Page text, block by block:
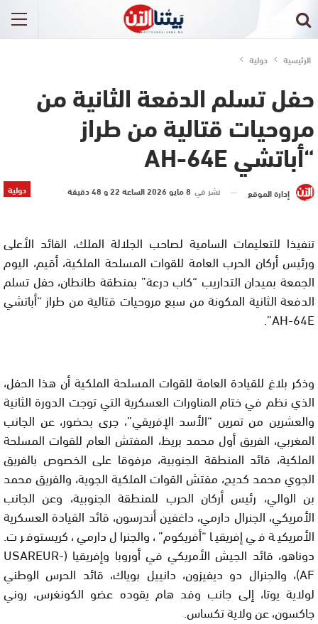
الرئيسية دولية
حفل تسلم الدفعة الثانية من
مروحيات قتالية من طراز
“أباتشي AH-64E
دولية إدارة الموقع نشر في 8 مايو 2026 الساعة 22 و 48 دقيقة
تنفيذا للتعليمات السامية لصاحب الجلالة الملك، القائد الأعلى
ورئيس أركان الحرب العامة للقوات المسلحة الملكية، أقيم، اليوم
الجمعة بميدان التداريب “كاب درعة” بمنطقة طانطان، حفل تسلم
الدفعة الثانية المكونة من سبع مروحيات قتالية من طراز “أباتشي
AH-64E”.
وذكر بلاغ للقيادة العامة للقوات المسلحة الملكية أن هذا الحفل،
الذي نظم في ختام المناورات العسكرية التي توجت الدورة الثانية
والعشرين من تمرين “الأسد الإفريقي”، جرى بحضور، عن الجانب
المغربي، الفريق أول محمد بريظ، المفتش العام للقوات المسلحة
الملكية، قائد المنطقة الجنوبية، مرفوقا على الخصوص بالفريق
الجوي محمد كديح، مفتش القوات الملكية الجوية، والفريق محمد
بن الوالي، رئيس أركان الحرب للمنطقة الجنوبية، وعن الجانب
الأمريكي، الجنرال دارمي، داغفين أندرسون، قائد القيادة العسكرية
الأمريكية في إفريقيا “أفريكوم”، والجنرال دارمي، كريستوفر ت.
دوناهو، قائد الجيش الأمريكي في أوروبا وإفريقيا (USAREUR-
AF)، والجنرال دو ديفيزون، دانييل بوياك، قائد الحرس الوطني
لولاية يوتا، إلى جانب وفد هام يقوده عضو الكونغرس، روني
جاكسون، عن ولاية تكساس.